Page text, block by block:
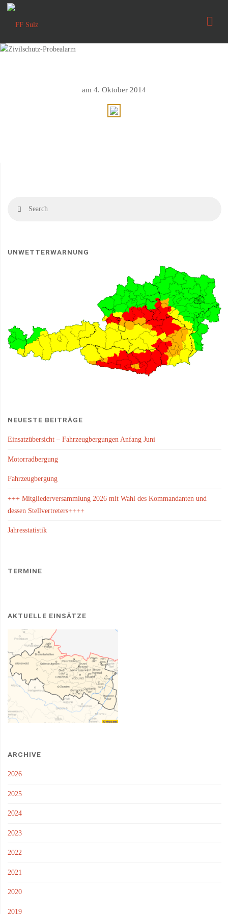
am 4. Oktober 2014
Search
UNWETTERWARNUNG
NEUESTE BEITRÄGE
Einsatzübersicht – Fahrzeugbergungen Anfang Juni
Motorradbergung
Fahrzeugbergung
+++ Mitgliederversammlung 2026 mit Wahl des Kommandanten und
dessen Stellvertreters++++
Jahresstatistik
TERMINE
AKTUELLE EINSÄTZE
ARCHIVE
2026
2025
2024
2023
2022
2021
2020
2019